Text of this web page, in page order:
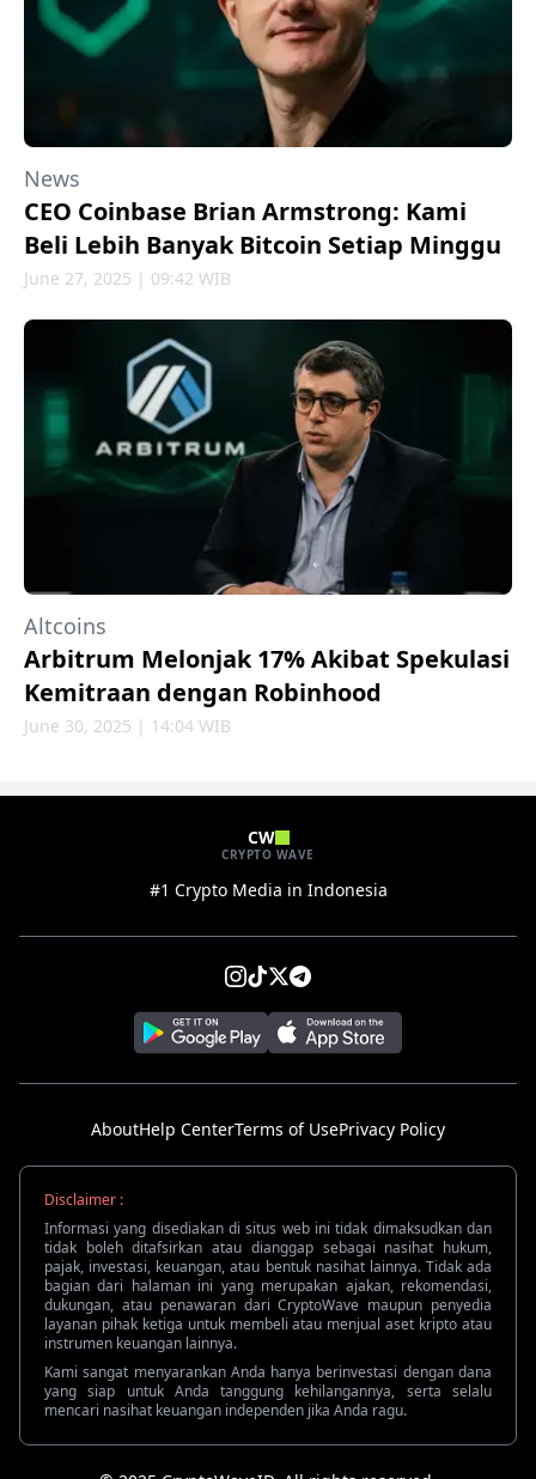
News
CEO Coinbase Brian Armstrong: Kami
Beli Lebih Banyak Bitcoin Setiap Minggu
June 27, 2025 | 09:42 WIB
Altcoins
Arbitrum Melonjak 17% Akibat Spekulasi
Kemitraan dengan Robinhood
June 30, 2025 | 14:04 WIB
CW
CRYPTO WAVE
#1 Crypto Media in Indonesia
AboutHelp CenterTerms of UsePrivacy Policy
Disclaimer :
Informasi yang disediakan di situs web ini tidak dimaksudkan dan
tidak boleh ditafsirkan atau dianggap sebagai nasihat hukum,
pajak, investasi, keuangan, atau bentuk nasihat lainnya. Tidak ada
bagian dari halaman ini yang merupakan ajakan, rekomendasi,
dukungan, atau penawaran dari CryptoWave maupun penyedia
layanan pihak ketiga untuk membeli atau menjual aset kripto atau
instrumen keuangan lainnya.
Kami sangat menyarankan Anda hanya berinvestasi dengan dana
yang siap untuk Anda tanggung kehilangannya, serta selalu
mencari nasihat keuangan independen jika Anda ragu.